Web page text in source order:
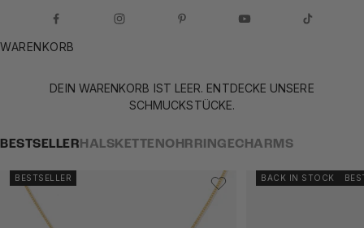
WARENKORB
DEIN WARENKORB IST LEER. ENTDECKE UNSERE
SCHMUCKSTÜCKE.
BESTSELLER HALSKETTEN OHRRINGECHARMS
BESTSELLER BACK IN STOCK